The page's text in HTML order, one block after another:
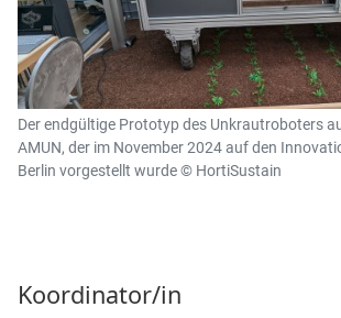
Der endgültige Prototyp des Unkrautroboters
AMUN, der im November 2024 auf den
Berlin vorgestellt wurde © HortiSustain
Koordinator/in